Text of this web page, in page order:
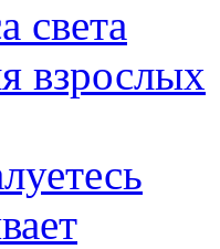
света
взрослых